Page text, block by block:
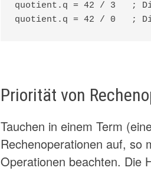
quotient.q = 42 / 3   ;
quotient.q = 42 / 0   ;
Priorität von
Tauchen in einem Term
Rechenoperationen auf, so
Operationen beachten. Die